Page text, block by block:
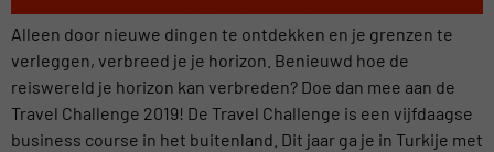
Alleen door nieuwe dingen te ontdekken en je grenzen te
verleggen, verbreed je je horizon. Benieuwd hoe de
reiswereld je horizon kan verbreden? Doe dan mee aan de
Travel Challenge 2019! De Travel Challenge is een vijfdaagse
business course in het buitenland. Dit jaar ga je in Turkije met